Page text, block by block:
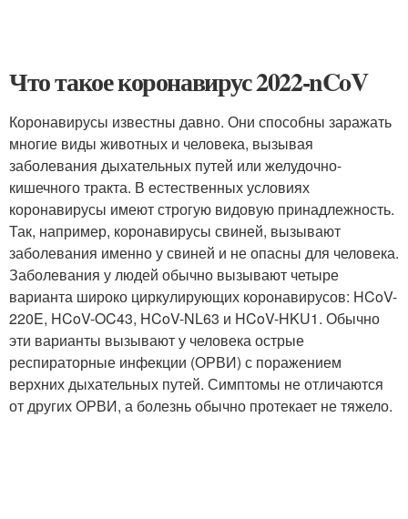
Что такое коронавирус 2022-nCoV
Коронавирусы известны давно. Они способны заражать
многие виды животных и человека, вызывая
заболевания дыхательных путей или желудочно-
кишечного тракта. В естественных условиях
коронавирусы имеют строгую видовую принадлежность.
Так, например, коронавирусы свиней, вызывают
заболевания именно у свиней и не опасны для человека.
Заболевания у людей обычно вызывают четыре
варианта широко циркулирующих коронавирусов: HCoV-
220E, HCoV-OC43, HCoV-NL63 и HCoV-HKU1. Обычно
эти варианты вызывают у человека острые
респираторные инфекции (ОРВИ) с поражением
верхних дыхательных путей. Симптомы не отличаются
от других ОРВИ, а болезнь обычно протекает не тяжело.